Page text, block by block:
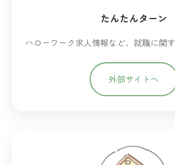
たんたんターン
ハローワーク求人情報など、就職に関
外部サイトへ